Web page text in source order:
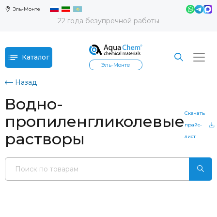
Эль-Монте
22 года безупречной работы
Каталог
Эль-Монте
Назад
Водно-
пропиленгликолевые
растворы
Скачать
прайс-
лист